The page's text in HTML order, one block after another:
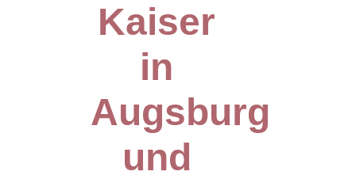
Kaiser
in
Augsburg
und